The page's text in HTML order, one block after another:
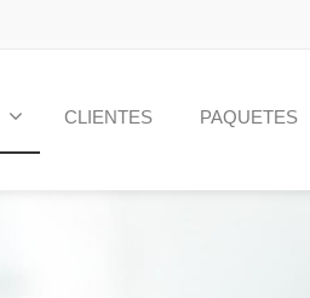
CLIENTES PAQUETES